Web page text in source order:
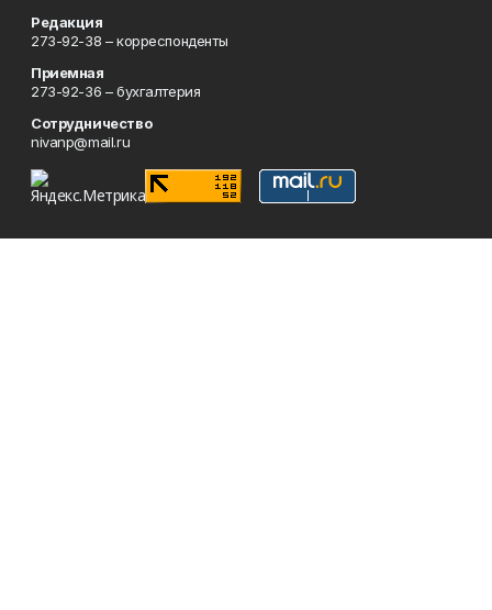
Редакция
273-92-38 – корреспонденты
Приемная
273-92-36 – бухгалтерия
Сотрудничество
nivanp@mail.ru